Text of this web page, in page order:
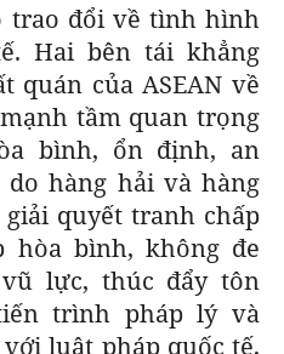
trao đổi về tình hình
Hai bên tái khẳng
quán của ASEAN về
tầm quan trọng
bình, ổn định, an
hàng hải và hàng
quyết tranh chấp
hòa bình, không đe
lực, thúc đẩy tôn
trình pháp lý và
luật pháp quốc tế,